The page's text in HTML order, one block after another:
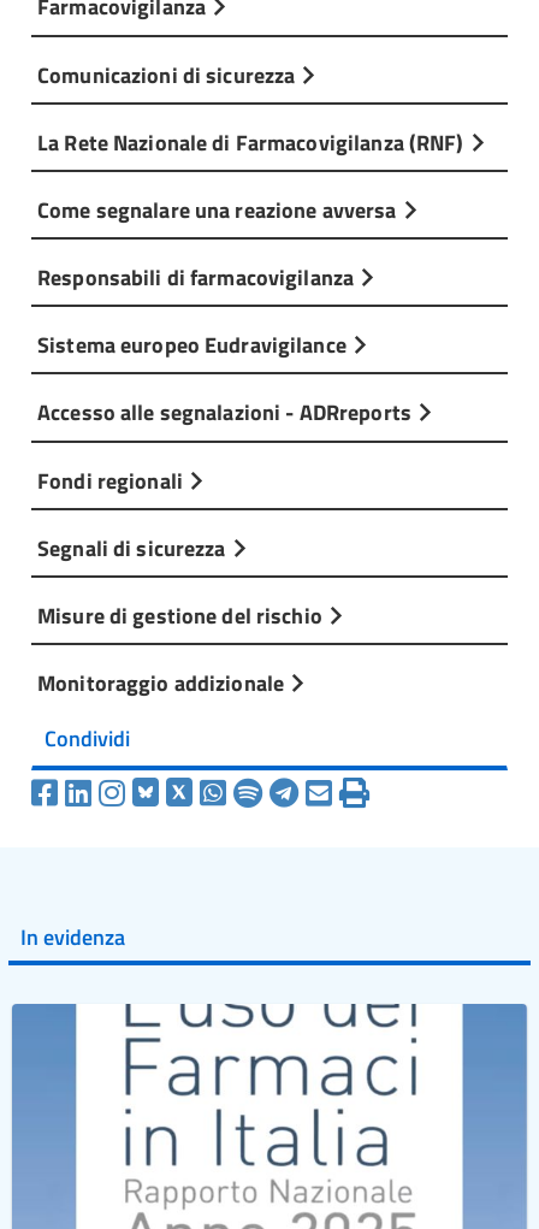
Comunicazioni di sicurezza
La Rete Nazionale di Farmacovigilanza (RNF)
Come segnalare una reazione avversa
Responsabili di farmacovigilanza
Sistema europeo Eudravigilance
Accesso alle segnalazioni - ADRreports
Fondi regionali
Segnali di sicurezza
Misure di gestione del rischio
Monitoraggio addizionale
Condividi
In evidenza